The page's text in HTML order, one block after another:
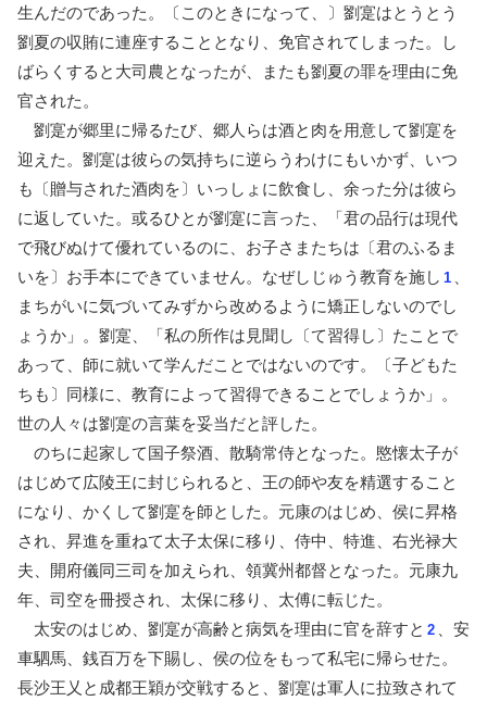
生んだのであった。〔このときになって、〕劉寔はとうとう
劉夏の収賄に連座することとなり、免官されてしまった。し
ばらくすると大司農となったが、またも劉夏の罪を理由に免
官された。
劉寔が郷里に帰るたび、郷人らは酒と肉を用意して劉寔を
迎えた。劉寔は彼らの気持ちに逆らうわけにもいかず、いつ
も〔贈与された酒肉を〕いっしょに飲食し、余った分は彼ら
に返していた。或るひとが劉寔に言った、「君の品行は現代
で飛びぬけて優れているのに、お子さまたちは〔君のふるま
いを〕お手本にできていません。なぜしじゅう教育を施し 1 、
まちがいに気づいてみずから改めるように矯正しないのでし
ょうか」。劉寔、「私の所作は見聞し〔て習得し〕たことで
あって、師に就いて学んだことではないのです。〔子どもた
ちも〕同様に、教育によって習得できることでしょうか」。
世の人々は劉寔の言葉を妥当だと評した。
のちに起家して国子祭酒、散騎常侍となった。愍懐太子が
はじめて広陵王に封じられると、王の師や友を精選すること
になり、かくして劉寔を師とした。元康のはじめ、侯に昇格
され、昇進を重ねて太子太保に移り、侍中、特進、右光禄大
夫、開府儀同三司を加えられ、領冀州都督となった。元康九
年、司空を冊授され、太保に移り、太傅に転じた。
太安のはじめ、劉寔が高齢と病気を理由に官を辞すと 2 、安
車駟馬、銭百万を下賜し、侯の位をもって私宅に帰らせた。
長沙王乂と成都王穎が交戦すると、劉寔は軍人に拉致されて